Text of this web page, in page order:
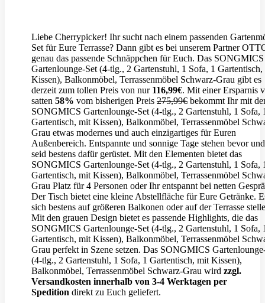
Liebe Cherrypicker! Ihr sucht nach einem passenden
Set für Eure Terrasse? Dann gibt es bei unserem Partner
genau das passende Schnäppchen für Euch. Das SONGMICS
Gartenlounge-Set (4-tlg., 2 Gartenstuhl, 1 Sofa, 1
Kissen), Balkonmöbel, Terrassenmöbel Schwarz-Grau gibt es
derzeit zum tollen Preis von nur 116,99€. Mit einer Ersparnis
satten 58% vom bisherigen Preis 275,99€ bekommt Ihr mit
SONGMICS Gartenlounge-Set (4-tlg., 2 Gartenstuhl, 1 Sofa,
Gartentisch, mit Kissen), Balkonmöbel, Terrassenmöbel
Grau etwas modernes und auch einzigartiges für Euren
Außenbereich. Entspannte und sonnige Tage stehen bevor
seid bestens dafür gerüstet. Mit den Elementen bietet das
SONGMICS Gartenlounge-Set (4-tlg., 2 Gartenstuhl, 1 Sofa,
Gartentisch, mit Kissen), Balkonmöbel, Terrassenmöbel
Grau Platz für 4 Personen oder Ihr entspannt bei netten
Der Tisch bietet eine kleine Abstellfläche für Eure Getränke.
sich bestens auf größeren Balkonen oder auf der Terrasse
Mit den grauen Design bietet es passende Highlights, die das
SONGMICS Gartenlounge-Set (4-tlg., 2 Gartenstuhl, 1 Sofa,
Gartentisch, mit Kissen), Balkonmöbel, Terrassenmöbel
Grau perfekt in Szene setzen. Das SONGMICS
(4-tlg., 2 Gartenstuhl, 1 Sofa, 1 Gartentisch, mit Kissen),
Balkonmöbel, Terrassenmöbel Schwarz-Grau wird zzgl.
Versandkosten innerhalb von 3-4 Werktagen per
Spedition direkt zu Euch geliefert.